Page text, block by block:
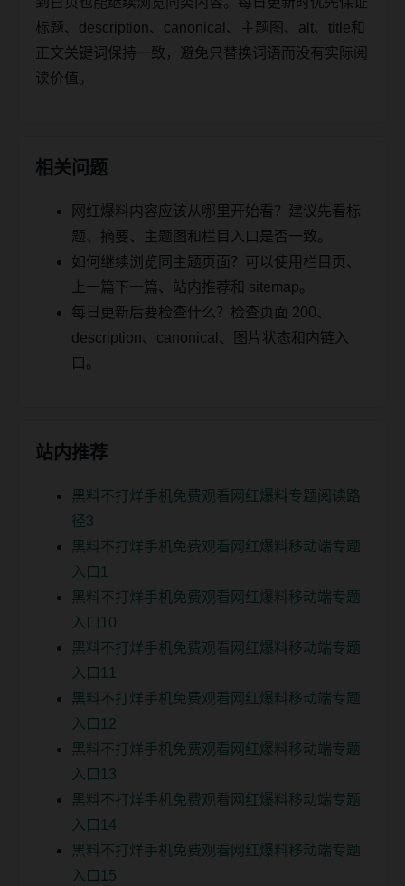
标题、description、canonical、主题图、alt、title和
正文关键词保持一致，避免只替换词语而没有实际阅
读价值。
相关问题
网红爆料内容应该从哪里开始看？建议先看标
题、摘要、主题图和栏目入口是否一致。
如何继续浏览同主题页面？可以使用栏目页、
上一篇下一篇、站内推荐和 sitemap。
每日更新后要检查什么？检查页面 200、
description、canonical、图片状态和内链入
口。
站内推荐
黑料不打烊手机免费观看网红爆料专题阅读路
径3
黑料不打烊手机免费观看网红爆料移动端专题
入口1
黑料不打烊手机免费观看网红爆料移动端专题
入口10
黑料不打烊手机免费观看网红爆料移动端专题
入口11
黑料不打烊手机免费观看网红爆料移动端专题
入口12
黑料不打烊手机免费观看网红爆料移动端专题
入口13
黑料不打烊手机免费观看网红爆料移动端专题
入口14
黑料不打烊手机免费观看网红爆料移动端专题
入口15